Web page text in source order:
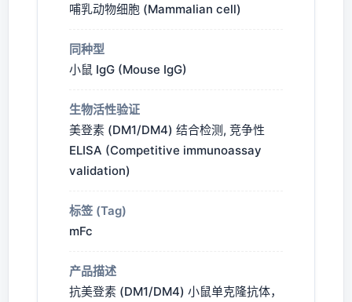
哺乳动物细胞 (Mammalian cell)
同种型
小鼠 IgG (Mouse IgG)
生物活性验证
美登素 (DM1/DM4) 结合检测, 竞争性
ELISA (Competitive immunoassay
validation)
标签 (Tag)
mFc
产品描述
抗美登素 (DM1/DM4) 小鼠单克隆抗体，